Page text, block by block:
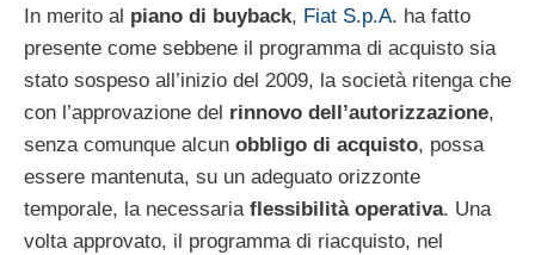
In merito al piano di buyback, Fiat S.p.A. ha fatto
presente come sebbene il programma di acquisto sia
stato sospeso all’inizio del 2009, la società ritenga che
con l’approvazione del rinnovo dell’autorizzazione,
senza comunque alcun obbligo di acquisto, possa
essere mantenuta, su un adeguato orizzonte
temporale, la necessaria flessibilità operativa. Una
volta approvato, il programma di riacquisto, nel